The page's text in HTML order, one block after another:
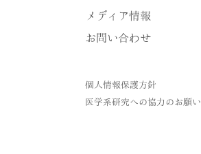
メディア情報
お問い合わせ
個人情報保護方針
医学系研究への協力のお願い